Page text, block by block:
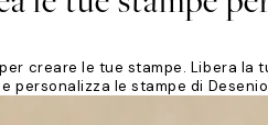
creare le tue stampe. Libera
personalizza le stampe di